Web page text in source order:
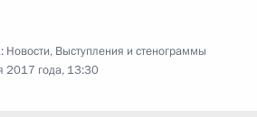
Новости, Выступления и стенограммы
2017 года, 13:30